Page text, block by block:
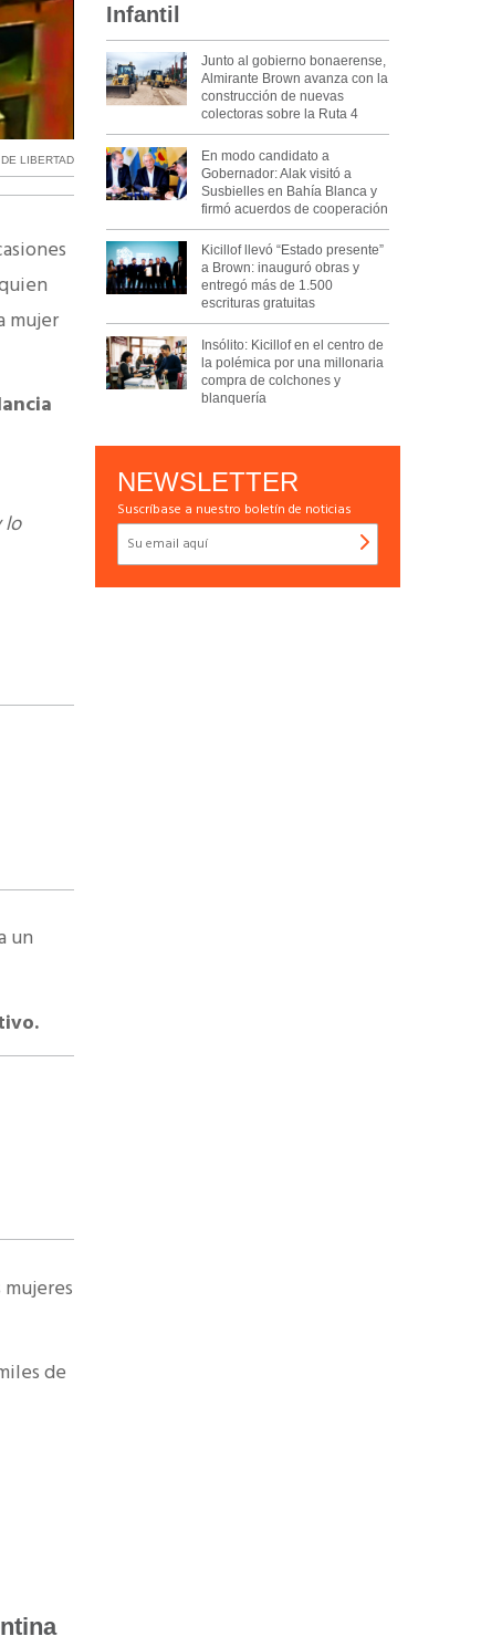
LIBERTAD
mujer
lo
un
mujeres
de
Infantil
Junto al gobierno bonaerense,
Almirante Brown avanza con la
construcción de nuevas
colectoras sobre la Ruta 4
En modo candidato a
Gobernador: Alak visitó a
Susbielles en Bahía Blanca y
firmó acuerdos de cooperación
Kicillof llevó “Estado presente”
a Brown: inauguró obras y
entregó más de 1.500
escrituras gratuitas
Insólito: Kicillof en el centro de
la polémica por una millonaria
compra de colchones y
blanquería
NEWSLETTER
Suscríbase a nuestro boletín de noticias